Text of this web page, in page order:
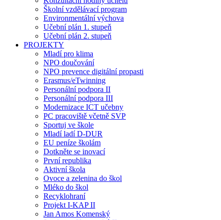
Školní vzdělávací program
Environmentální výchova
Učební plán 1. stupeň
Učební plán 2. stupeň
PROJEKTY
Mladí pro klima
NPO doučování
NPO prevence digitální propasti
Erasmus/eTwinning
Personální podpora II
Personální podpora III
Modernizace ICT učebny
PC pracoviště včetně SVP
Sportuj ve škole
Mladí ladí D-DUR
EU peníze školám
Dotkněte se inovací
První republika
Aktivní škola
Ovoce a zelenina do škol
Mléko do škol
Recyklohraní
Projekt I-KAP II
Jan Amos Komenský